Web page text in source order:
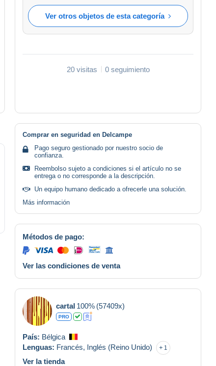
Ver otros objetos de esta categoría
20 visitas 0 seguimiento
Comprar en seguridad en Delcampe
Pago seguro gestionado por nuestro socio de
confianza.
Reembolso sujeto a condiciones si el artículo no se
entrega o no corresponde a la descripción.
Un equipo humano dedicado a ofrecerle una solución.
Más información
Métodos de pago:
Ver las condiciones de venta
cartal 100% (57409x)
PRO
País: Bélgica
Lenguas: Francés, Inglés (Reino Unido) 1
Ver la tienda